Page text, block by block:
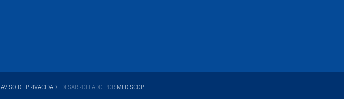
AVISO DE PRIVACIDAD | DESARROLLADO POR MEDISCOP